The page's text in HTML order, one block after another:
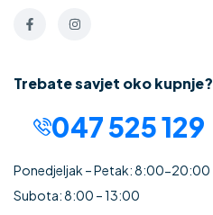
Trebate savjet oko kupnje?
047 525 129
Ponedjeljak – Petak: 8:00-20:00
Subota: 8:00 – 13:00